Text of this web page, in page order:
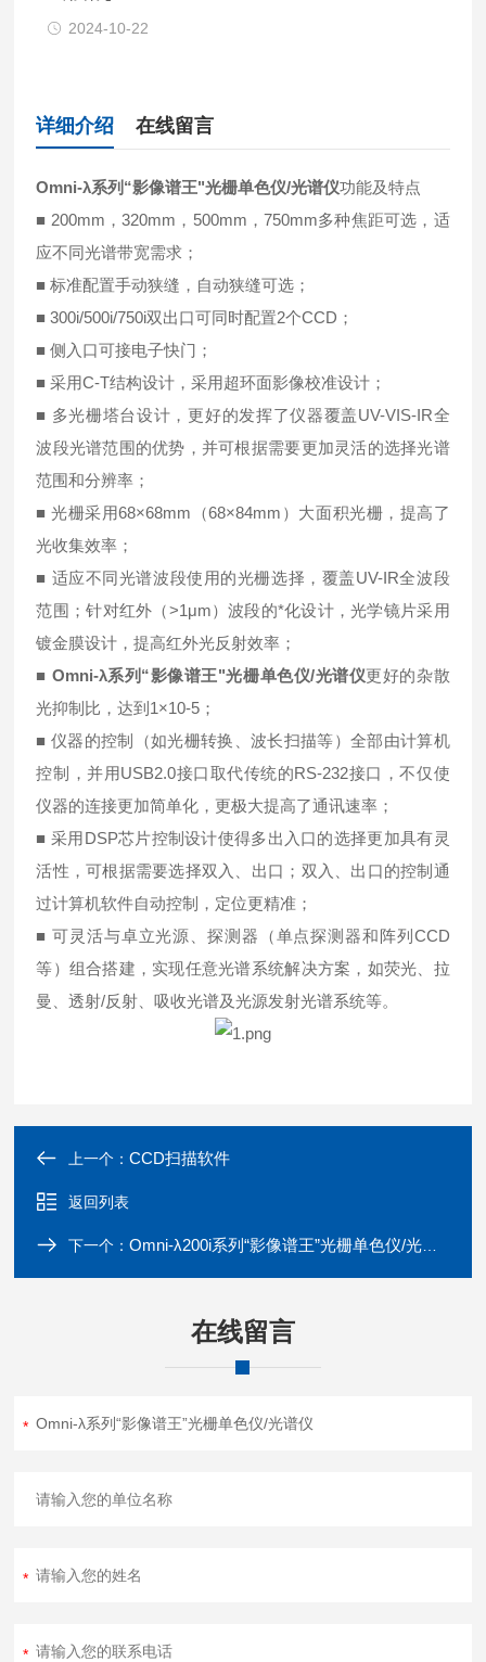
2024-10-22
详细介绍 在线留言
Omni-λ系列“影像谱王"光栅单色仪/光谱仪功能及特点
■ 200mm，320mm，500mm，750mm多种焦距可选，适
应不同光谱带宽需求；
■ 标准配置手动狭缝，自动狭缝可选；
■ 300i/500i/750i双出口可同时配置2个CCD；
■ 侧入口可接电子快门；
■ 采用C-T结构设计，采用超环面影像校准设计；
■ 多光栅塔台设计，更好的发挥了仪器覆盖UV-VIS-IR全
波段光谱范围的优势，并可根据需要更加灵活的选择光谱
范围和分辨率；
■ 光栅采用68×68mm（68×84mm）大面积光栅，提高了
光收集效率；
■ 适应不同光谱波段使用的光栅选择，覆盖UV-IR全波段
范围；针对红外（>1μm）波段的*化设计，光学镜片采用
镀金膜设计，提高红外光反射效率；
■ Omni-λ系列“影像谱王"光栅单色仪/光谱仪更好的杂散
光抑制比，达到1×10-5；
■ 仪器的控制（如光栅转换、波长扫描等）全部由计算机
控制，并用USB2.0接口取代传统的RS-232接口，不仅使
仪器的连接更加简单化，更极大提高了通讯速率；
■ 采用DSP芯片控制设计使得多出入口的选择更加具有灵
活性，可根据需要选择双入、出口；双入、出口的控制通
过计算机软件自动控制，定位更精准；
■ 可灵活与卓立光源、探测器（单点探测器和阵列CCD
等）组合搭建，实现任意光谱系统解决方案，如荧光、拉
曼、透射/反射、吸收光谱及光源发射光谱系统等。
上一个：CCD扫描软件
返回列表
下一个：Omni-λ200i系列“影像谱王”光栅单色仪/光谱仪
在线留言